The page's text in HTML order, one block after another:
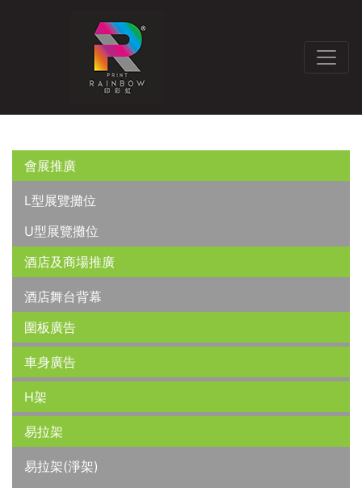
會展推廣
L型展覽攤位
U型展覽攤位
酒店及商場推廣
酒店舞台背幕
圍板廣告
車身廣告
H架
易拉架
易拉架(淨架)